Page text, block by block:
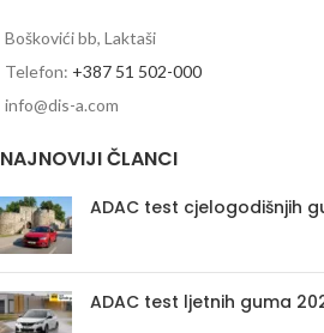
Boškovići bb, Laktaši
Telefon: +387 51 502-000
info@dis-a.com
NAJNOVIJI ČLANCI
ADAC test cjelogodišnjih
ADAC test ljetnih guma